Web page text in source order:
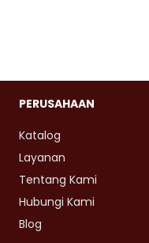
PERUSAHAAN
Katalog
Layanan
Tentang Kami
Hubungi Kami
Blog